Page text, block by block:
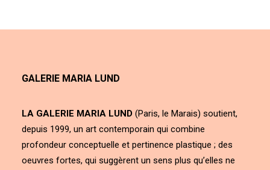
GALERIE MARIA LUND
LA GALERIE MARIA LUND (Paris, le Marais) soutient,
depuis 1999, un art contemporain qui combine
profondeur conceptuelle et pertinence plastique ; des
oeuvres fortes, qui suggèrent un sens plus qu’elles ne